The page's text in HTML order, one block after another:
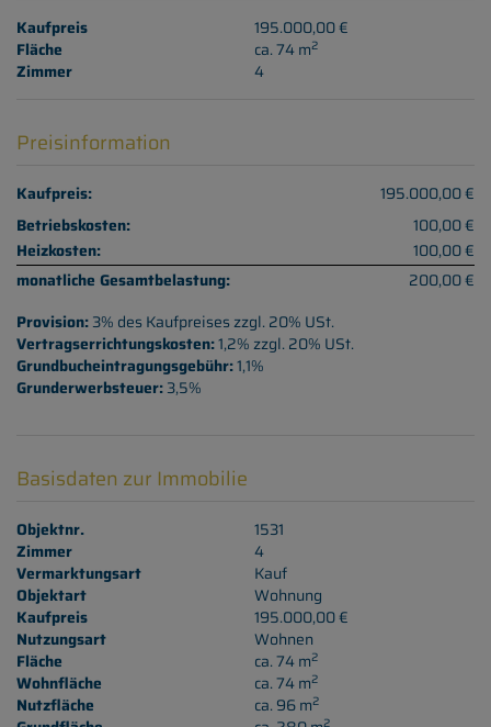
Kaufpreis
195.000,00 €
Fläche
ca. 74 m2
Zimmer 4
Preisinformation
Kaufpreis:
195.000,00 €
Betriebskosten:
100,00 €
Heizkosten:
100,00 €
monatliche Gesamtbelastung:
200,00 €
Provision:3% des Kaufpreises zzgl. 20% USt.
Vertragserrichtungskosten:1,2% zzgl. 20% USt.
Grundbucheintragungsgebühr:1,1%
Grunderwerbsteuer:3,5%
Basisdaten zur Immobilie
Objektnr.
1531
Zimmer
4
Vermarktungsart
Kauf
Objektart
Wohnung
Kaufpreis
195.000,00 €
Nutzungsart
Wohnen
Fläche
ca. 74 m2
Wohnfläche ca. 74 m2
Nutzfläche ca. 96 m2